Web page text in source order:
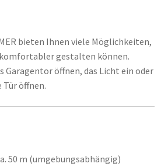
bieten Ihnen viele Möglichkeiten,
gestalten können.
Garagentor öffnen, das Licht ein oder
Tür öffnen.
50 m (umgebungsabhängig)